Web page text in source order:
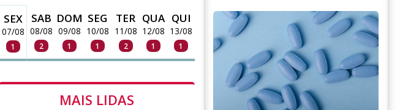
SEX
07/08
1
SAB
08/08
2
DOM
09/08
1
SEG
10/08
1
TER
11/08
2
QUA
12/08
1
QUI
13/08
1
MAIS LIDAS